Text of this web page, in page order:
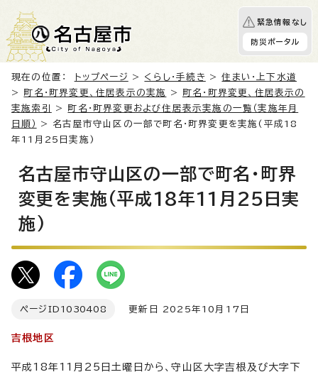
緊急情報なし
防災ポータル
現在の位置： トップページ > くらし・手続き >住まい・上下水道
>
町名・町界変更、住居表示の実施 >
町名・町界変更、住居表示の
実施索引
>
町名・町界変更および住居表示実施の一覧（実施年月
日順）
> 名古屋市守山区の一部で町名・町界変更を実施(平成18
年11月25日実施)
名古屋市守山区の一部で町名・町界
変更を実施(平成18年11月25日実
施)
ページID 1030408 更新日 2025年10月17日
吉根地区
平成18年11月25日土曜日から、守山区大字吉根及び大字下